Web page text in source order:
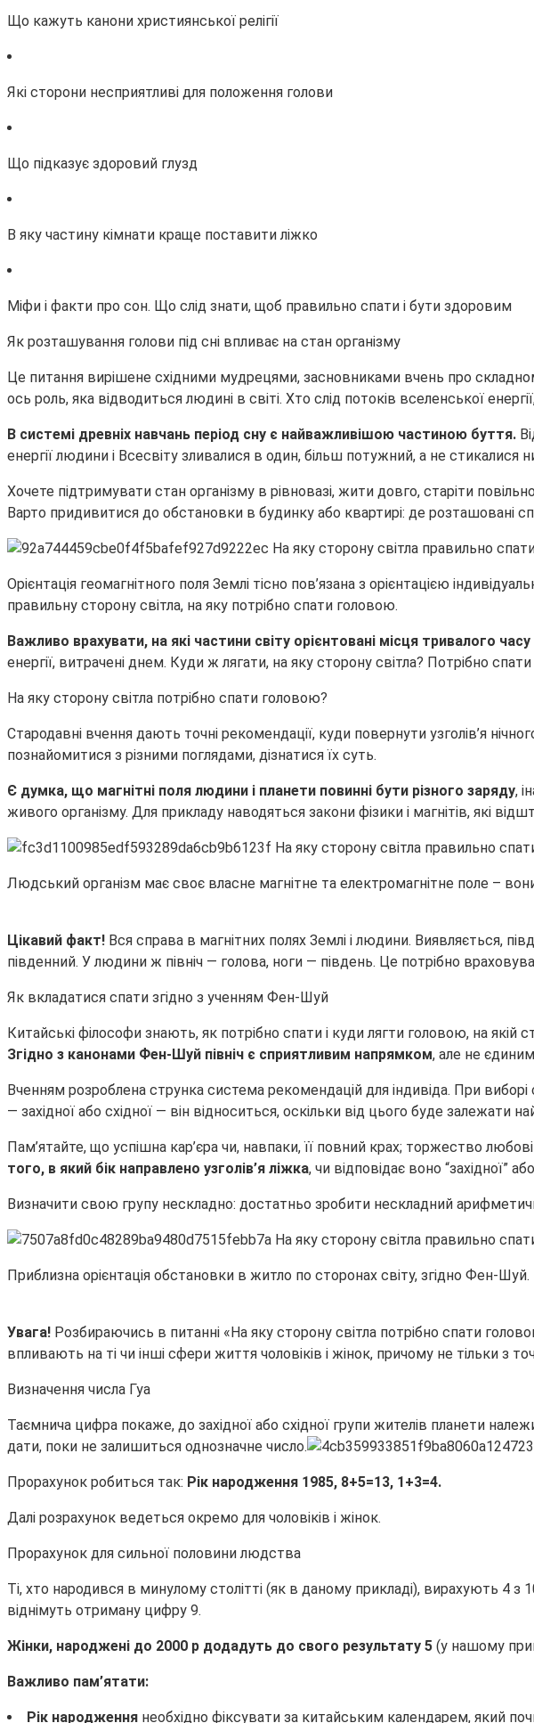
Що кажуть канони християнської релігії
Які сторони несприятливі для положення голови
Що підказує здоровий глузд
В яку частину кімнати краще поставити ліжко
Міфи і факти про сон. Що слід знати, щоб правильно спати і бути здоровим
Як розташування голови під сні впливає на стан організму
Це питання вирішене східними мудрецями, засновниками вчень про
ось роль, яка відводиться людині в світі. Хто слід потоків вселенської
В системі древніх навчань період сну є найважливішою частиною буття.
енергії людини і Всесвіту зливалися в один, більш потужний, а не стикалися
Хочете підтримувати стан організму в рівновазі, жити довго, старіти
Варто придивитися до обстановки в будинку або квартирі: де розташовані
Орієнтація геомагнітного поля Землі тісно пов’язана з орієнтацією
правильну сторону світла, на яку потрібно спати головою.
Важливо врахувати, на які частини світу орієнтовані місця тривалого
енергії, витрачені днем. Куди ж лягати, на яку сторону світла? Потрібно
На яку сторону світла потрібно спати головою?
Стародавні вчення дають точні рекомендації, куди повернути узголів’я
познайомитися з різними поглядами, дізнатися їх суть.
Є думка, що магнітні поля людини і планети повинні бути різного заряду,
живого організму. Для прикладу наводяться закони фізики і магнітів, які
Людський організм має своє власне магнітне та електромагнітне поле –
Цікавий факт! Вся справа в магнітних полях Землі і людини. Виявляється,
південний. У людини ж північ — голова, ноги — південь. Це потрібно
Як вкладатися спати згідно з ученням Фен-Шуй
Китайські філософи знають, як потрібно спати і куди лягти головою, на
Згідно з канонами Фен-Шуй північ є сприятливим напрямком, але не
Вченням розроблена струнка система рекомендацій для індивіда. При
— західної або східної — він відноситься, оскільки від цього буде залежати
Пам’ятайте, що успішна кар’єра чи, навпаки, її повний крах; торжество
того, в який бік направлено узголів’я ліжка, чи відповідає воно “західної”
Визначити свою групу нескладно: достатньо зробити нескладний
Приблизна орієнтація обстановки в житло по сторонах світу, згідно Фен-Шуй.
Увага! Розбираючись в питанні «На яку сторону світла потрібно спати
впливають на ті чи інші сфери життя чоловіків і жінок, причому не тільки з
Визначення числа Гуа
Таємнича цифра покаже, до західної або східної групи жителів планети
дати, поки не залишиться однозначне число.
Прорахунок робиться так: Рік народження 1985, 8+5=13, 1+3=4.
Далі розрахунок ведеться окремо для чоловіків і жінок.
Прорахунок для сильної половини людства
Ті, хто народився в минулому столітті (як в даному прикладі), вирахують 4
віднімуть отриману цифру 9.
Жінки, народжені до 2000 р додадуть до свого результату 5 (у нашому
Важливо пам’ятати:
Рік народження необхідно фіксувати за китайським календарем, який